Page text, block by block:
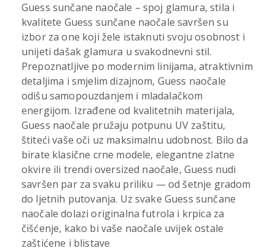
Guess sunčane naočale – spoj glamura, stila i
kvalitete Guess sunčane naočale savršen su
izbor za one koji žele istaknuti svoju osobnost i
unijeti dašak glamura u svakodnevni stil.
Prepoznatljive po modernim linijama, atraktivnim
detaljima i smjelim dizajnom, Guess naočale
odišu samopouzdanjem i mladalačkom
energijom. Izrađene od kvalitetnih materijala,
Guess naočale pružaju potpunu UV zaštitu,
štiteći vaše oči uz maksimalnu udobnost. Bilo da
birate klasične crne modele, elegantne zlatne
okvire ili trendi oversized naočale, Guess nudi
savršen par za svaku priliku — od šetnje gradom
do ljetnih putovanja. Uz svake Guess sunčane
naočale dolazi originalna futrola i krpica za
čišćenje, kako bi vaše naočale uvijek ostale
zaštićene i blistave